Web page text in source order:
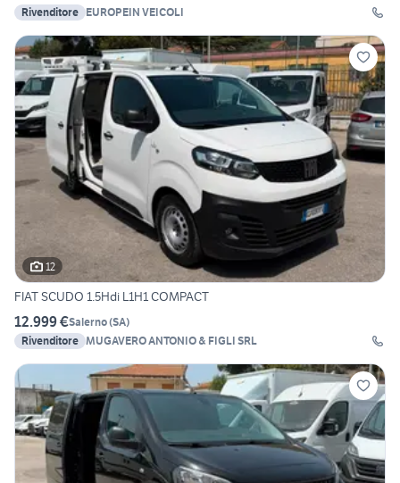
Rivenditore EUROPEIN VEICOLI
12
FIAT SCUDO 1.5Hdi L1H1 COMPACT
12.999 €Salerno(SA)
Rivenditore MUGAVERO ANTONIO & FIGLI SRL